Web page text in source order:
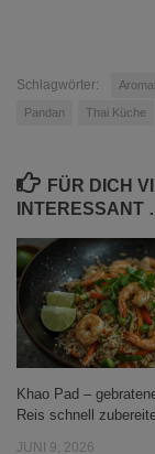
Schlagwörter:
Pandan Thai Küche
FÜR DICH
INTERESSANT
Khao Pad –
Reis schnell
JUNI 9, 2026